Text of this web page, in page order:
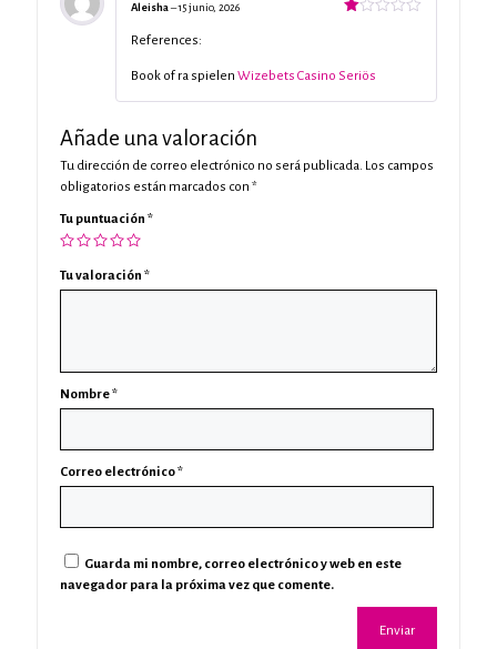
de
5
Aleisha –15 junio, 2026
References:
Book of ra spielen Wizebets Casino Seriös
Añade una valoración
Tu dirección de correo electrónico no será publicada. Los campos
obligatorios están marcados con *
Tu puntuación *
Tu valoración *
Nombre*
Correo electrónico*
Guarda mi nombre, correo electrónico y web en este
navegador para la próxima vez que comente.